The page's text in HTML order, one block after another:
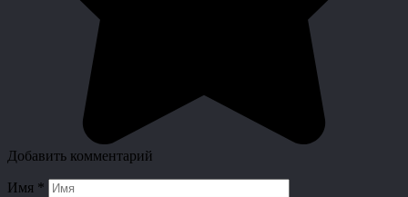
Добавить комментарий
Имя *